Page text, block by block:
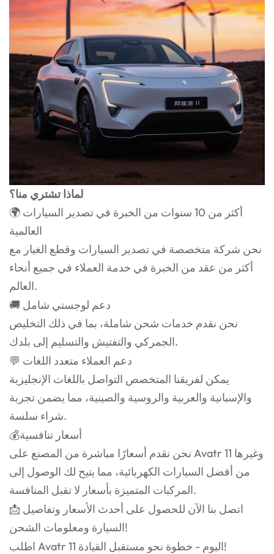
لماذا تشتري منا؟
🌍 أكثر من 10 سنوات من الخبرة في تصدير السيارات
العالمية
نحن شركة متخصصة في تصدير السيارات وقطع الغيار مع
أكثر من عقد من الخبرة في خدمة العملاء في جميع أنحاء
العالم.
🚚 دعم لوجستي شامل
نحن نقدم خدمات شحن شاملة، بما في ذلك التخليص
الجمركي والتفتيش والتسليم إلى بلدك.
💬 دعم العملاء متعدد اللغات
يمكن لفريقنا المتخصص التواصل باللغات الإنجليزية
والإسبانية والعربية والروسية والصينية، مما يضمن تجربة
شراء سلسة.
💰أسعار تنافسية
نحن نقدم أسعارًا مباشرة من المصنع على Avatr 11 وغيرها
من أفضل السيارات الكهربائية، مما يتيح لك الوصول إلى
المركبات المتميزة بأسعار لا تقبل المنافسة.
📩 اتصل بنا الآن للحصول على أحدث الأسعار وتفاصيل
السيارة ومعلومات الشحن!
اطلب Avatr 11 اليوم - خطوة نحو مستقبل القيادة!